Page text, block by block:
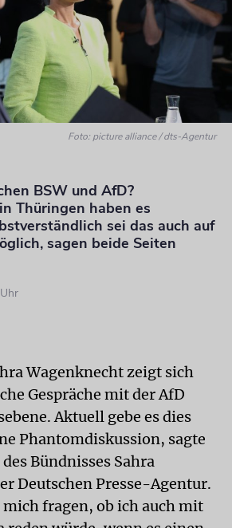
Foto: picture alliance / dts-Agentur
BSW und AfD?
Thüringen haben es
sei das auch auf
sagen beide Seiten
Wagenknecht zeigt sich
Gespräche mit der AfD
Aktuell gebe es dies
Phantomdiskussion, sagte
Bündnisses Sahra
Deutschen Presse-Agentur.
mich fragen, ob ich auch mit